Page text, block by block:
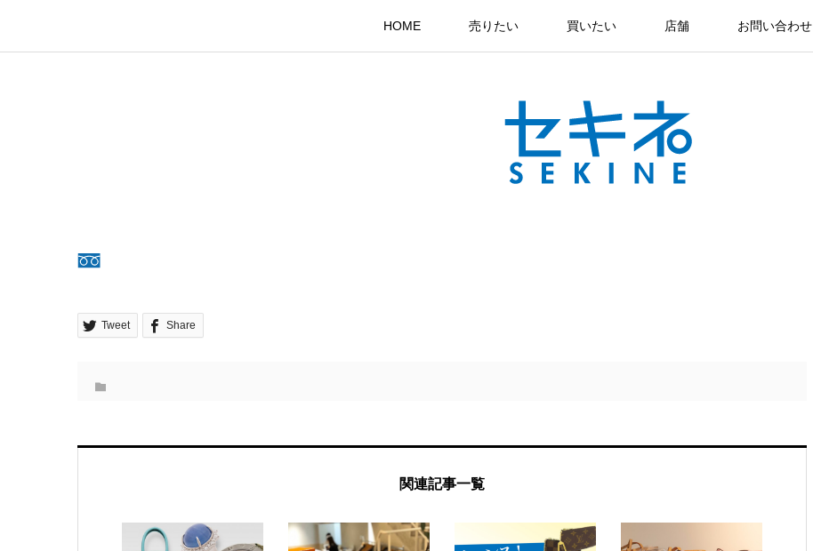
HOME 売りたい 買いたい 店舗 お問い合わせ
Tweet Share
関連記事一覧